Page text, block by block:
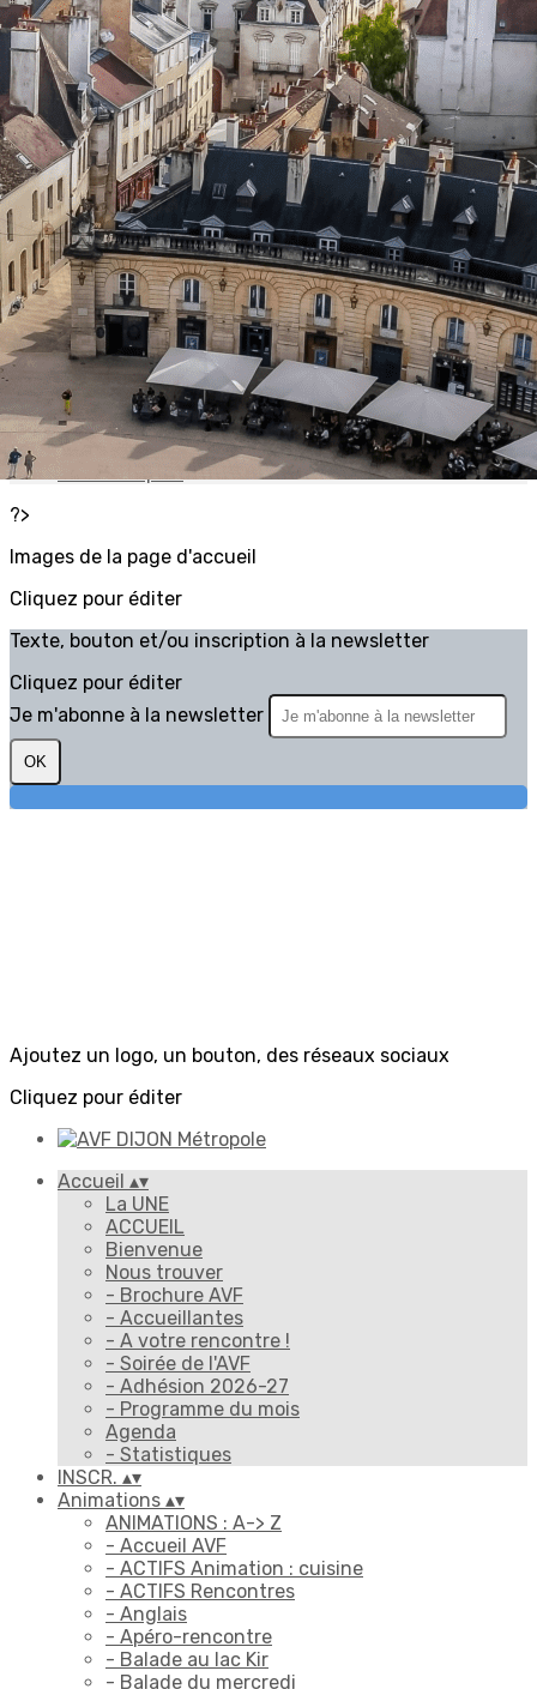
Exporter les lignes sélectionnées
Exporter toutes les colonnes
Exporter uniquement les colonnes affichées
Menu
<
>
La UNE
ACCUEIL
Bienvenue
Nous trouver
- Brochure AVF
- Accueillantes
- A votre rencontre !
- Soirée de l'AVF
- Adhésion 2026-27
- Programme du mois
Agenda
?>
Images de la page d'accueil
Cliquez pour éditer
Texte, bouton et/ou inscription à la newsletter
Cliquez pour éditer
Je m'abonne à la newsletter
OK
Ajoutez un logo, un bouton, des réseaux sociaux
Cliquez pour éditer
Accueil ▴▾
La UNE
ACCUEIL
Bienvenue
Nous trouver
- Brochure AVF
- Accueillantes
- A votre rencontre !
- Soirée de l'AVF
- Adhésion 2026-27
- Programme du mois
Agenda
- Statistiques
INSCR. ▴▾
Animations ▴▾
ANIMATIONS : A-> Z
- Accueil AVF
- ACTIFS Animation : cuisine
- ACTIFS Rencontres
- Anglais
- Apéro-rencontre
- Balade au lac Kir
- Balade du mercredi